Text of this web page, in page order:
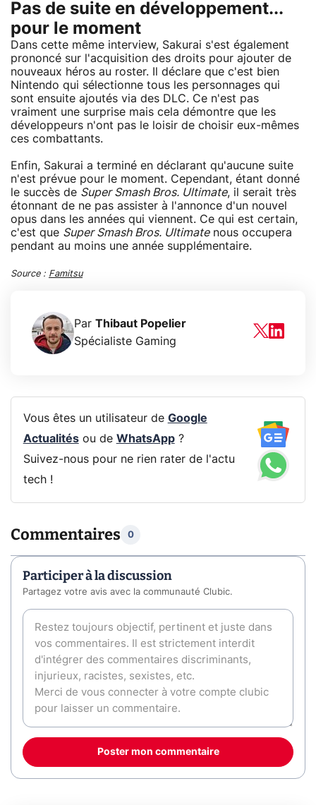
Pas de suite en développement...
pour le moment
Dans cette même interview, Sakurai s'est également
prononcé sur l'acquisition des droits pour ajouter de
nouveaux héros au roster. Il déclare que c'est bien
Nintendo qui sélectionne tous les personnages qui
sont ensuite ajoutés via des DLC. Ce n'est pas
vraiment une surprise mais cela démontre que les
développeurs n'ont pas le loisir de choisir eux-mêmes
ces combattants.
Enfin, Sakurai a terminé en déclarant qu'aucune suite
n'est prévue pour le moment. Cependant, étant donné
le succès de Super Smash Bros. Ultimate, il serait très
étonnant de ne pas assister à l'annonce d'un nouvel
opus dans les années qui viennent. Ce qui est certain,
c'est que Super Smash Bros. Ultimatenous occupera
pendant au moins une année supplémentaire.
Source : Famitsu
Par Thibaut Popelier
Spécialiste Gaming
Vous êtes un utilisateur de Google
Actualitésou de WhatsApp?
Suivez-nous pour ne rien rater de l'actu
tech !
Commentaires 0
Participer à la discussion
Partagez votre avis avec la communauté Clubic.
Poster mon commentaire